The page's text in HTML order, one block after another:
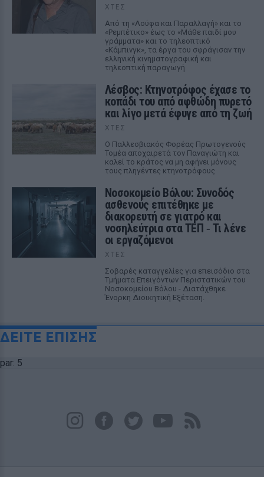
ΧΤΕΣ
Από τη «Λούφα και Παραλλαγή» και το
«Ρεμπέτικο» έως το «Μάθε παιδί μου
γράμματα» και το τηλεοπτικό
«Κάμπινγκ», τα έργα του σφράγισαν την
ελληνική κινηματογραφική και
τηλεοπτική παραγωγή
Λέσβος: Κτηνοτρόφος έχασε το
κοπάδι του από αφθώδη πυρετό
και λίγο μετά έφυγε από τη ζωή
ΧΤΕΣ
Ο Παλλεσβιακός Φορέας Πρωτογενούς
Τομέα αποχαιρετά τον Παναγιώτη και
καλεί το κράτος να μη αφήνει μόνους
τους πληγέντες κτηνοτρόφους
Νοσοκομείο Βόλου: Συνοδός
ασθενούς επιτέθηκε με
διακορευτή σε γιατρό και
νοσηλεύτρια στα ΤΕΠ ‑ Τι λένε
οι εργαζόμενοι
ΧΤΕΣ
Σοβαρές καταγγελίες για επεισόδιο στα
Τμήματα Επειγόντων Περιστατικών του
Νοσοκομείου Βόλου - Διατάχθηκε
Ένορκη Διοικητική Εξέταση.
ΔΕΙΤΕ ΕΠΙΣΗΣ
par: 5